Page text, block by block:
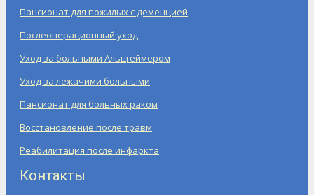
Пансионат для пожилых с деменцией
Послеоперационный уход
Уход за больными Альцгеймером
Уход за лежачими больными
Пансионат для больных раком
Восстановление после травм
Реабилитация после инфаркта
Контакты